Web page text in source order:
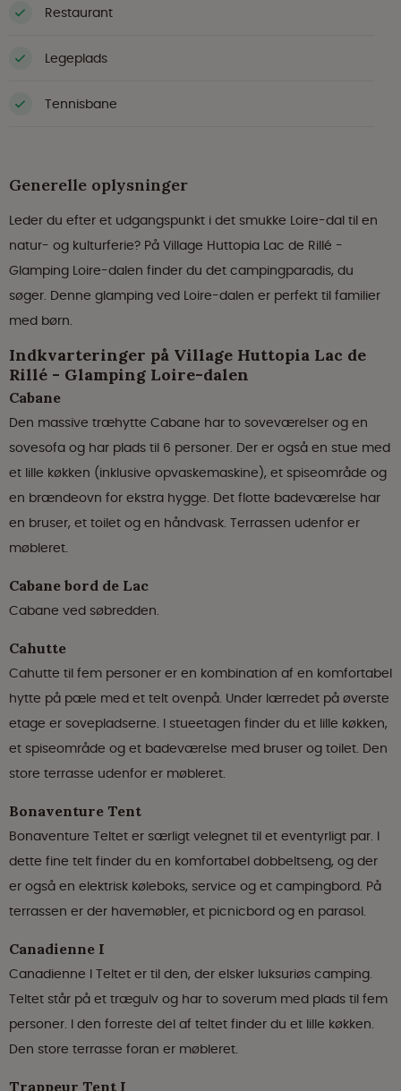
Restaurant
Legeplads
Tennisbane
Generelle oplysninger
Leder du efter et udgangspunkt i det smukke Loire-dal til en
natur- og kulturferie? På Village Huttopia Lac de Rillé -
Glamping Loire-dalen finder du det campingparadis, du
søger. Denne glamping ved Loire-dalen er perfekt til familier
med børn.
Indkvarteringer på Village Huttopia Lac de
Rillé - Glamping Loire-dalen
Cabane
Den massive træhytte Cabane har to soveværelser og en
sovesofa og har plads til 6 personer. Der er også en stue med
et lille køkken (inklusive opvaskemaskine), et spiseområde og
en brændeovn for ekstra hygge. Det flotte badeværelse har
en bruser, et toilet og en håndvask. Terrassen udenfor er
møbleret.
Cabane bord de Lac
Cabane ved søbredden.
Cahutte
Cahutte til fem personer er en kombination af en komfortabel
hytte på pæle med et telt ovenpå. Under lærredet på øverste
etage er sovepladserne. I stueetagen finder du et lille køkken,
et spiseområde og et badeværelse med bruser og toilet. Den
store terrasse udenfor er møbleret.
Bonaventure Tent
Bonaventure Teltet er særligt velegnet til et eventyrligt par. I
dette fine telt finder du en komfortabel dobbeltseng, og der
er også en elektrisk køleboks, service og et campingbord. På
terrassen er der havemøbler, et picnicbord og en parasol.
Canadienne I
Canadienne I Teltet er til den, der elsker luksuriøs camping.
Teltet står på et trægulv og har to soverum med plads til fem
personer. I den forreste del af teltet finder du et lille køkken.
Den store terrasse foran er møbleret.
Trappeur Tent I